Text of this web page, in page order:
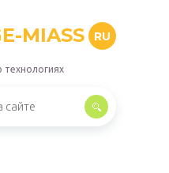
MIASS RU